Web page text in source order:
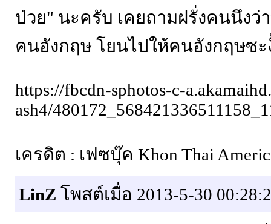
ป่วย" นะครับ เคยถามฝรั่งคนนึงว่
คนอังกฤษ โยนไปให้คนอังกฤษซะ
https://fbcdn-sphotos-c-
ash4/
เครดิต : เฟซบุ๊ค Khon Thai
LinZ โพสต์เมื่อ 2013-5-30